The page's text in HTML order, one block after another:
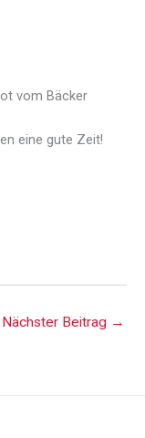
vom Bäcker
eine gute Zeit!
Nächster Beitrag →